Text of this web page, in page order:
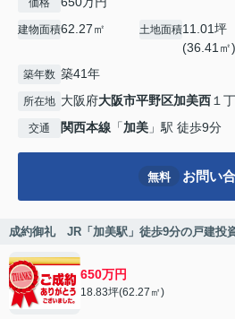
価格
建物面積62.27㎡ 土地面積11.01坪
(36.41㎡)
築年数 築41年
所在地 大阪府大阪市平野区加美西 １
交通 関西本線 「加美 」駅 徒歩9分
無料 お問い
成約御礼 JR「加美駅」徒歩9分の戸建投
650万円
18.83坪(62.27㎡)